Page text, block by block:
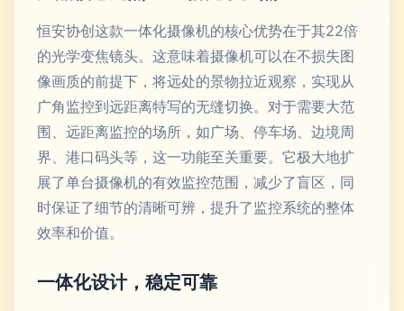
恒安协创这款一体化摄像机的核心优势在于其22倍
的光学变焦镜头。这意味着摄像机可以在不损失图
像画质的前提下，将远处的景物拉近观察，实现从
广角监控到远距离特写的无缝切换。对于需要大范
围、远距离监控的场所，如广场、停车场、边境周
界、港口码头等，这一功能至关重要。它极大地扩
展了单台摄像机的有效监控范围，减少了盲区，同
时保证了细节的清晰可辨，提升了监控系统的整体
效率和价值。
一体化设计，稳定可靠